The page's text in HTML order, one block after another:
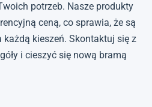
potrzeb. Nasze produkty
ceną, co sprawia, że są
każdą kieszeń. Skontaktuj się z
i cieszyć się nową bramą